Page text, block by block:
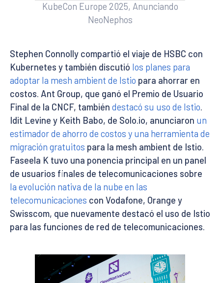
KubeCon Europe 2025, Anunciando
NeoNephos
Stephen Connolly compartió el viaje de HSBC con
Kubernetes y también discutió los planes para
adoptar la mesh ambient de Istio para ahorrar en
costos. Ant Group, que ganó el Premio de Usuario
Final de la CNCF, también destacó su uso de Istio.
Idit Levine y Keith Babo, de Solo.io, anunciaron un
estimador de ahorro de costos y una herramienta de
migración gratuitos para la mesh ambient de Istio.
Faseela K tuvo una ponencia principal en un panel
de usuarios finales de telecomunicaciones sobre
la evolución nativa de la nube en las
telecomunicaciones con Vodafone, Orange y
Swisscom, que nuevamente destacó el uso de Istio
para las funciones de red de telecomunicaciones.